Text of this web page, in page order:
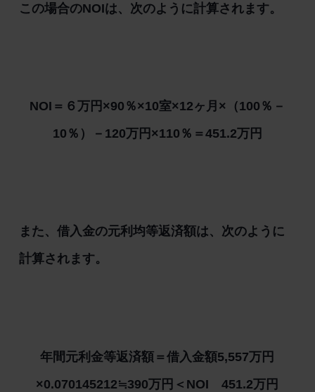
この場合のNOIは、次のように計算されます。
NOI＝６万円×90％×10室×12ヶ月×（100％－
10％）－120万円×110％＝451.2万円
また、借入金の元利均等返済額は、次のように
計算されます。
年間元利金等返済額＝借入金額5,557万円
×0.070145212≒390万円＜NOI 451.2万円